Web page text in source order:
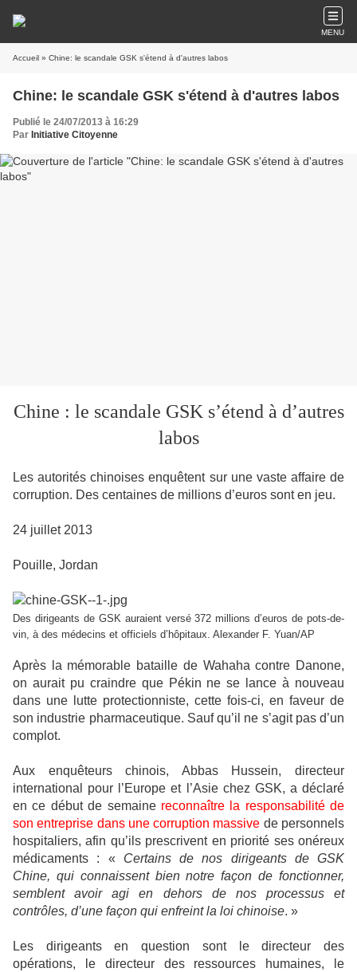
MENU
Accueil » Chine: le scandale GSK s'étend à d'autres labos
Chine: le scandale GSK s'étend à d'autres labos
Publié le 24/07/2013 à 16:29
Par Initiative Citoyenne
Chine : le scandale GSK s’étend à d’autres
labos
Les autorités chinoises enquêtent sur une vaste affaire de
corruption. Des centaines de millions d’euros sont en jeu.
24 juillet 2013
Pouille, Jordan
Des dirigeants de GSK auraient versé 372 millions d’euros de pots-de-
vin, à des médecins et officiels d’hôpitaux. Alexander F. Yuan/AP
Après la mémorable bataille de Wahaha contre Danone,
on aurait pu craindre que Pékin ne se lance à nouveau
dans une lutte protectionniste, cette fois-ci, en faveur de
son industrie pharmaceutique. Sauf qu’il ne s’agit pas d’un
complot.
Aux enquêteurs chinois, Abbas Hussein, directeur
international pour l’Europe et l’Asie chez GSK, a déclaré
en ce début de semaine reconnaître la responsabilité de
son entreprise dans une corruption massive de personnels
hospitaliers, afin qu’ils prescrivent en priorité ses onéreux
médicaments : « Certains de nos dirigeants de GSK
Chine, qui connaissent bien notre façon de fonctionner,
semblent avoir agi en dehors de nos processus et
contrôles, d’une façon qui enfreint la loi chinoise. »
Les dirigeants en question sont le directeur des
opérations, le directeur des ressources humaines, le